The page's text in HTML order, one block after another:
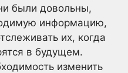
были довольны,
информацию,
их, когда
в будущем.
изменить